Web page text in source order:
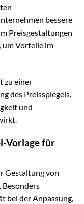
bessere
Preisgestaltungen
um Vorteile im
zu einer
des Preisspiegels,
und
Vorlage für
Gestaltung von
Besonders
bei der Anpassung,